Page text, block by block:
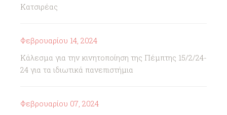
Κατσιρέας
Φεβρουαρίου 14, 2024
Κάλεσμα για την κινητοποίηση της Πέμπτης 15/2/24-
24 για τα ιδιωτικά πανεπιστήμια
Φεβρουαρίου 07, 2024